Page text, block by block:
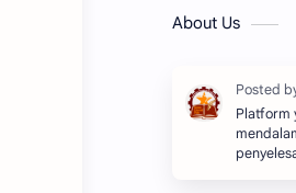
About Us
Platform